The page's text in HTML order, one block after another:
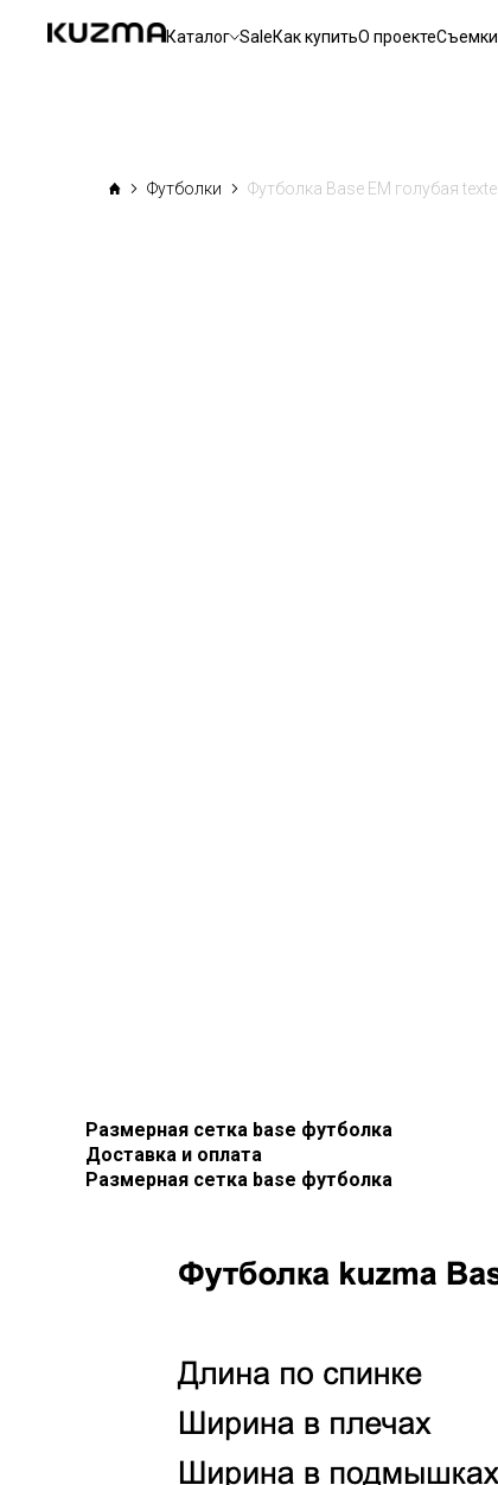
Каталог SaleКак купитьО проектеСъемки
Футболки
Размерная сетка base футболка
Доставка и оплата
Размерная сетка base футболка